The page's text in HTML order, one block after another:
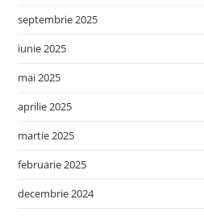
septembrie 2025
iunie 2025
mai 2025
aprilie 2025
martie 2025
februarie 2025
decembrie 2024